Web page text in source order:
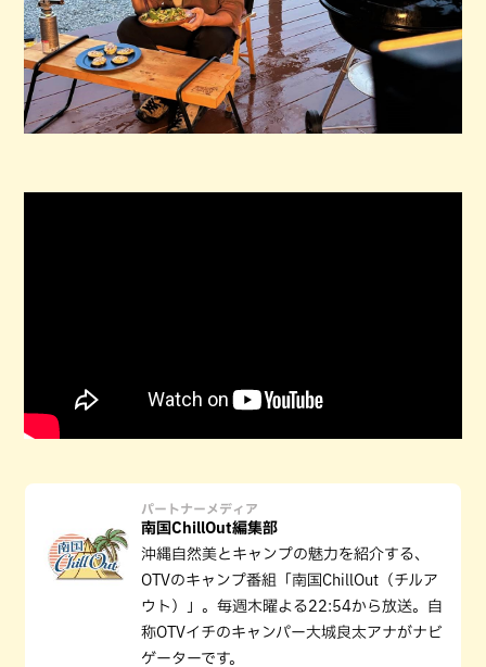
パートナーメディア
南国ChillOut編集部
沖縄自然美とキャンプの魅力を紹介する、
OTVのキャンプ番組「南国ChillOut（チルア
ウト）」。毎週木曜よる22:54から放送。自
称OTVイチのキャンパー大城良太アナがナビ
ゲーターです。